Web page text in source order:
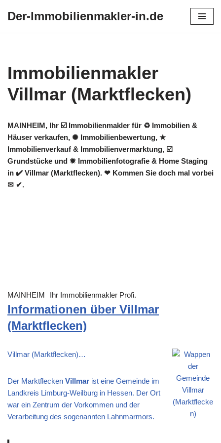
Der-Immobilienmakler-in.de
Immobilienmakler
Villmar (Marktflecken)
MAINHEIM, Ihr ☑️ Immobilienmakler für ♻ Immobilien &
Häuser verkaufen, ✺ Immobilienbewertung, ★
Immobilienverkauf & Immobilienvermarktung, ☑️
Grundstücke und ✹ Immobilienfotografie & Home Staging
in ✔️ Villmar (Marktflecken). ❤ Kommen Sie doch mal vorbei
✉ ✔.
MAINHEIM Ihr Immobilienmakler Profi.
Informationen über Villmar
(Marktflecken)
Villmar (Marktflecken)…
Der Marktflecken Villmar ist eine Gemeinde im
Landkreis Limburg-Weilburg in Hessen. Der Ort
war ein Zentrum der Vorkommen und der
Verarbeitung des sogenannten Lahnmarmors.